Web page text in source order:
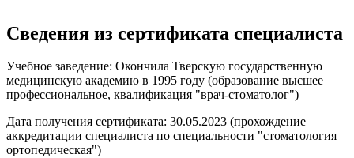
Сведения из сертификата специалиста
Учебное заведение: Окончила Тверскую государственную
медицинскую академию в 1995 году (образование высшее
профессиональное, квалификация "врач-стоматолог")
Дата получения сертификата: 30.05.2023 (прохождение
аккредитации специалиста по специальности "стоматология
ортопедическая")